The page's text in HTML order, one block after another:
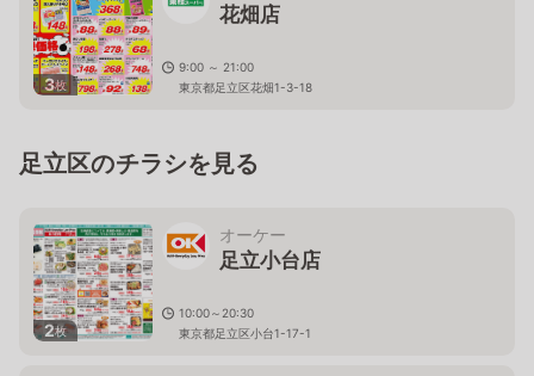
3枚
花畑店
9:00 ～ 21:00
東京都足立区花畑1-3-18
足立区のチラシを見る
2枚
オーケー
足立小台店
10:00～20:30
東京都足立区小台1-17-1